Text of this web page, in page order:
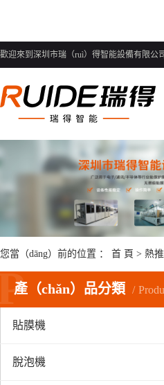
歡迎來到深圳市瑞（ruì）得智能設備有限公
您當（dāng）前的位置 ： 首 頁 > 熱
產（chǎn）品分類
貼膜機
脫泡機